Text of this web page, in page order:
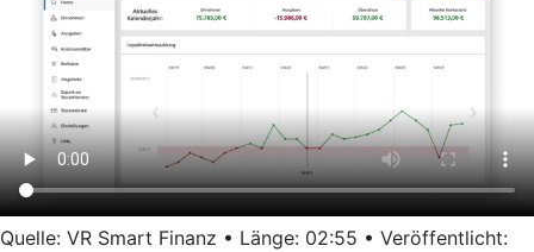
Quelle: VR Smart Finanz • Länge: 02:55 • Veröffentlicht: